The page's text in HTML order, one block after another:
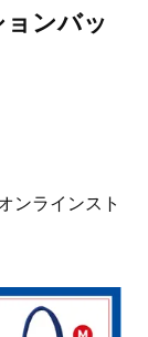
グ
ンバッ
ンラインスト